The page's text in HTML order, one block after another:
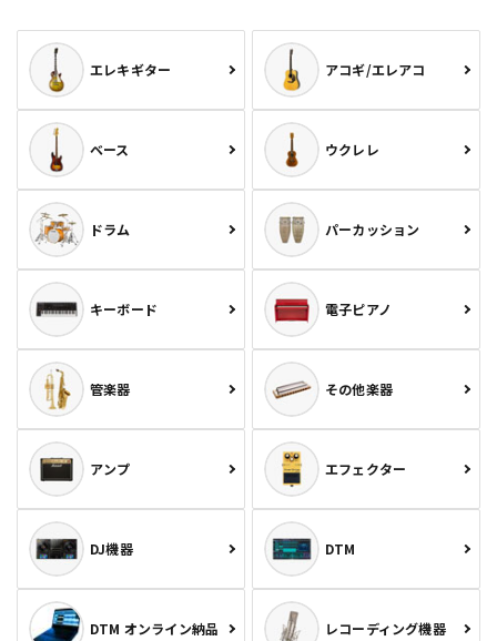
エレキギター アコギ/エレアコ
ベース ウクレレ
ドラム パーカッション
キーボード 電子ピアノ
管楽器 その他楽器
アンプ エフェクター
DJ機器 DTM
DTM オンライン納品 レコーディング機器